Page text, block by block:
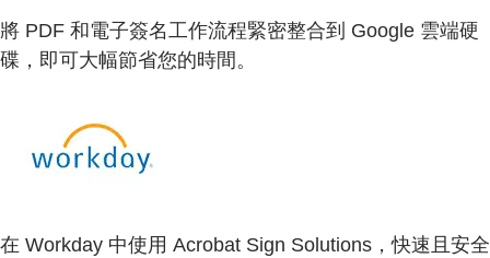
將 PDF 和電子簽名工作流程緊密整合到 Google 雲端硬
碟，即可大幅節省您的時間。
在 Workday 中使用 Acrobat Sign Solutions，快速且安全